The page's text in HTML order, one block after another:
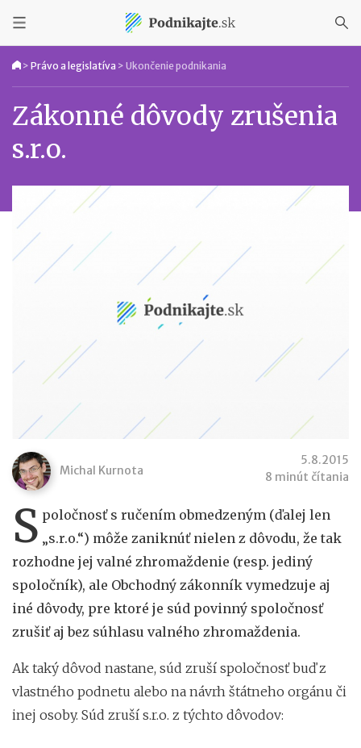
> Právo a legislatíva > Ukončenie podnikania
Zákonné dôvody zrušenia
s.r.o.
Michal Kurnota
5.8.2015
8 minút čítania
S poločnosť s ručením obmedzeným (ďalej len
„s.r.o.“) môže zaniknúť nielen z dôvodu, že tak
rozhodne jej valné zhromaždenie (resp. jediný
spoločník), ale Obchodný zákonník vymedzuje aj
iné dôvody, pre ktoré je súd povinný spoločnosť
zrušiť aj bez súhlasu valného zhromaždenia.
Ak taký dôvod nastane, súd zruší spoločnosť buď z
vlastného podnetu alebo na návrh štátneho orgánu či
inej osoby. Súd zruší s.r.o. z týchto dôvodov: